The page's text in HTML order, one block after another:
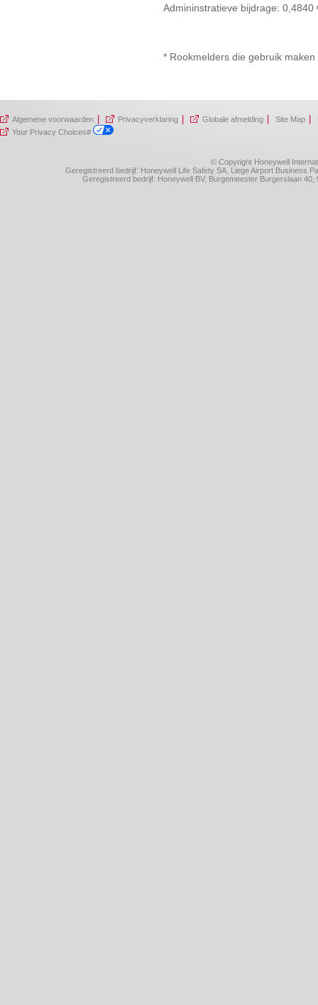
Admininstratieve bijdrage:
* Rookmelders die gebruik
Algemene voorwaarden Privacyverklaring Globale afmelding Site Map
Your Privacy Choices#
© Copyright Honeywell
Geregistreerd bedrijf: Honeywell Life Safety SA, Liege Airport Business
Geregistreerd bedrijf: Honeywell BV, Burgemeester Burgerslaan